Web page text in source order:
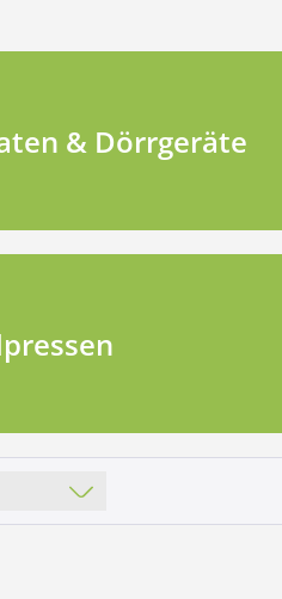
& Dörrgeräte